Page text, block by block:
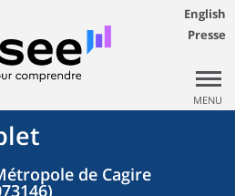
English
Presse
MENU
de Cagire